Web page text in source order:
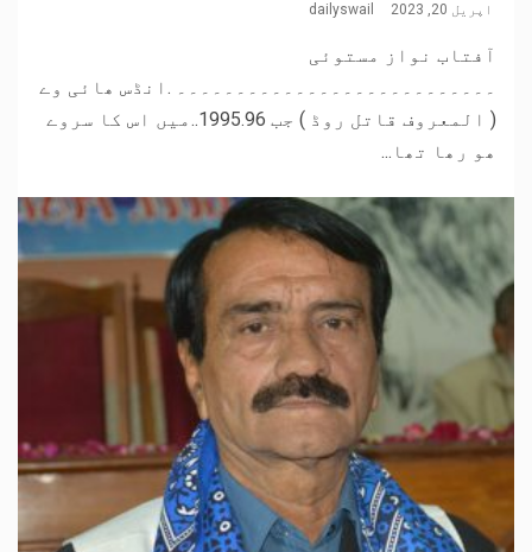
اپریل 20, 2023 dailyswail
آفتاب نواز مستوئی
۔۔۔۔۔۔۔۔۔۔۔۔۔۔۔۔۔۔۔۔۔۔۔۔۔۔۔ .انڈس ھائی وے
( المعروف قاتل روڈ ) جب 1995.96..میں اس کا سروے
ھو رھا تھا...